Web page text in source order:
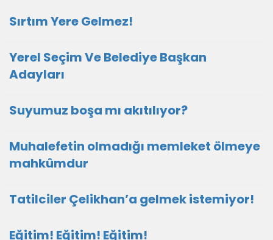
Sırtım Yere Gelmez!
Yerel Seçim Ve Belediye Başkan
Adayları
Suyumuz boşa mı akıtılıyor?
Muhalefetin olmadığı memleket ölmeye
mahkûmdur
Tatilciler Çelikhan’a gelmek istemiyor!
Eğitim! Eğitim! Eğitim!